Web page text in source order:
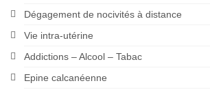
Dégagement de nocivités à distance
Vie intra-utérine
Addictions – Alcool – Tabac
Epine calcanéenne